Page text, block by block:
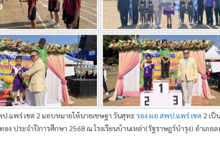
.แพร่ เขต 2 มอบหมายให้นายเชษฐา วันสุทะ รอง ผอ.สพป.แพร่ เขต 2 เป็น
ง ประจำปีการศึกษา 2568 ณ โรงเรียนบ้านเหล่า(รัฐราษฎร์บำรุง) อำเภอล